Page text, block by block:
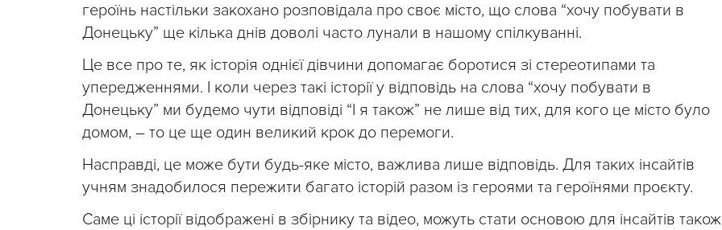
героїнь настільки закохано розповідала про своє місто, що слова “хочу побувати в
Донецьку” ще кілька днів доволі часто лунали в нашому спілкуванні.
Це все про те, як історія однієї дівчини допомагає боротися зі стереотипами та
упередженнями. І коли через такі історії у відповідь на слова “хочу побувати в
Донецьку” ми будемо чути відповіді “І я також” не лише від тих, для кого це місто було
домом, – то це ще один великий крок до перемоги.
Насправді, це може бути будь-яке місто, важлива лише відповідь. Для таких інсайтів
учням знадобилося пережити багато історій разом із героями та героїнями проєкту.
Саме ці історії відображені в збірнику та відео, можуть стати основою для інсайтів також